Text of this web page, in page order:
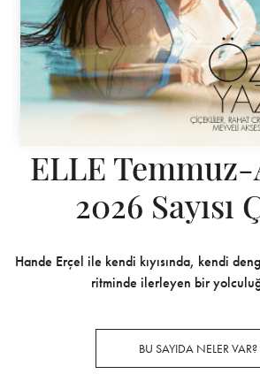
ELLE
2026 Sayısı
Hande Erçel ile kendi kıyısında, kendi
ritminde ilerleyen bir
BU SAYIDA NELER VAR?